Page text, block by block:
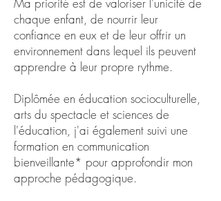
chaque enfant, de nourrir leur
confiance en eux et de leur offrir un
environnement dans lequel ils peuvent
apprendre à leur propre rythme.
Diplômée en éducation socioculturelle,
arts du spectacle et sciences de
l'éducation, j'ai également suivi une
formation en communication
bienveillante* pour approfondir mon
approche pédagogique.